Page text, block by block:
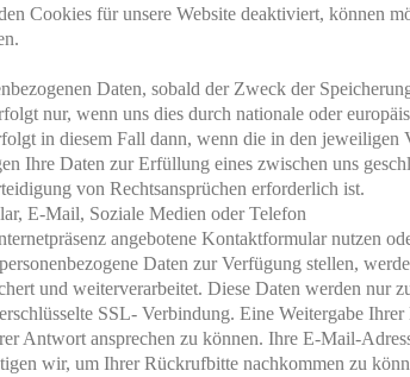
Cookies für unsere Website deaktiviert, können
Daten, sobald der Zweck der
nur, wenn uns dies durch nationale oder
in diesem Fall dann, wenn die in den jeweiligen
Ihre Daten zur Erfüllung eines zwischen uns
von Rechtsansprüchen erforderlich ist.
E-Mail, Soziale Medien oder Telefon
angebotene Kontaktformular nutzen
Daten zur Verfügung stellen,
und weiterverarbeitet. Diese Daten werden nur
SSL- Verbindung. Eine Weitergabe
Antwort ansprechen zu können. Ihre E-Mail-
wir, um Ihrer Rückrufbitte nachkommen zu